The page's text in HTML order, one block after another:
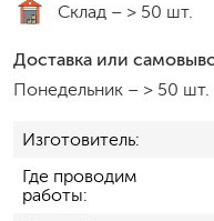
Склад – > 50 шт.
Доставка или
Понедельник – > 50 шт.
Изготовитель
Где проводим
работы